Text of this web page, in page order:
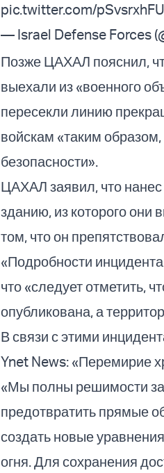
pic.twitter.com/
— Israel Defense Forces
Позже ЦАХАЛ пояснил,
выехали из «военного
пересекли линию
войскам «таким
безопасности».
ЦАХАЛ заявил, что
зданию, из которого они
том, что он
«Подробности
что «следует отметить,
опубликована, а
В связи с этими
Ynet News: «Перемирие
«Мы полны решимости
предотвратить прямые
создать новые
огня. Для сохранения